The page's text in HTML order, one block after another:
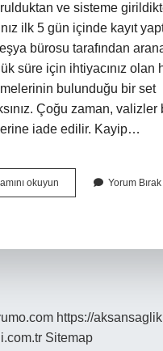
ve sisteme
ilk 5 gün içinde kayıt
bürosu tarafından
süre için ihtiyacınız olan
bulunduğu bir set
Çoğu zaman, valizler
iade edilir. Kayip…
okuyun Sunexpress
Kayıp
Yorum Bırak
https://
Sitemap